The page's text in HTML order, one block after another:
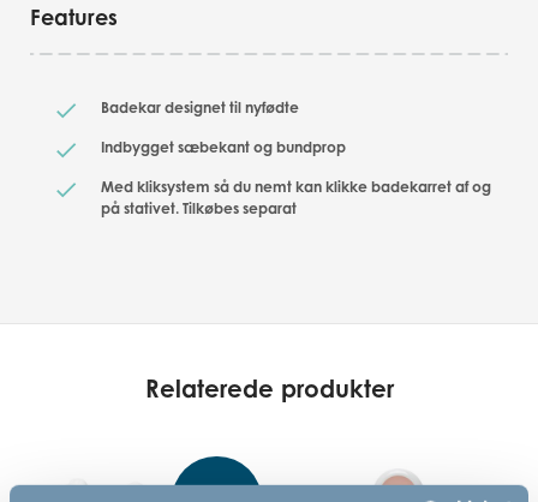
Features
Badekar designet til nyfødte
Indbygget sæbekant og bundprop
Med kliksystem så du nemt kan klikke badekarret af og
på stativet. Tilkøbes separat
Relaterede produkter